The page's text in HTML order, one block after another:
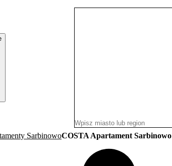
SarbinowoCOSTA Apartament Sarbinowo